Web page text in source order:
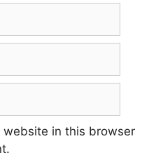
website in this browser